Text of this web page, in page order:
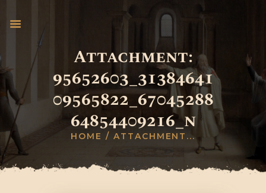
Attachment:
95652603_31384641
09565822_67045288
64854409216_n
HOME ATTACHMENT...
INICIO
PAPA LEÓN XIV
CABALIERI TEMPLARI
DONACIONES UN
BANCO TEMPLARIO